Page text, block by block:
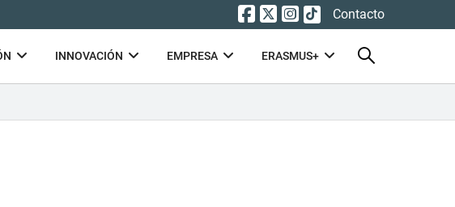
Contacto
INNOVACIÓN EMPRESA ERASMUS+